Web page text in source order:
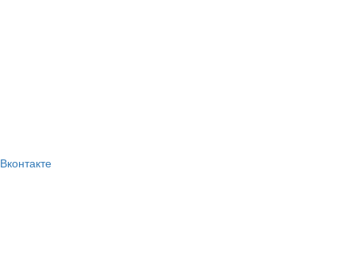
Вконтакте